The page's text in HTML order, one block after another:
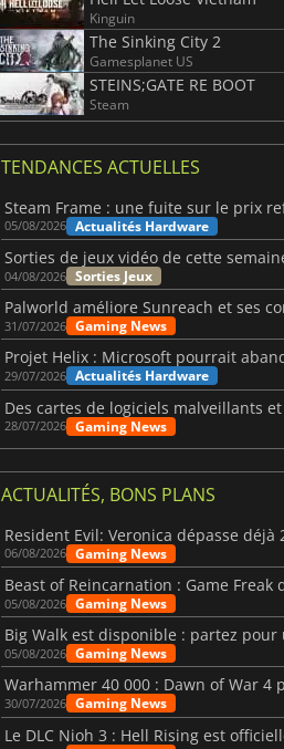
Kinguin
The Sinking City 2
Gamesplanet US
STEINS;GATE RE BOOT
Steam
TENDANCES ACTUELLES
05/08/2026 Actualités Hardware
04/08/2026 Sorties Jeux
Palworld améliore Sunreach et ses
31/07/2026 Gaming News
Projet Helix : Microsoft pourrait
29/07/2026 Actualités Hardware
28/07/2026 Gaming News
ACTUALITÉS, BONS PLANS
06/08/2026 Gaming News
05/08/2026 Gaming News
05/08/2026 Gaming News
30/07/2026 Gaming News